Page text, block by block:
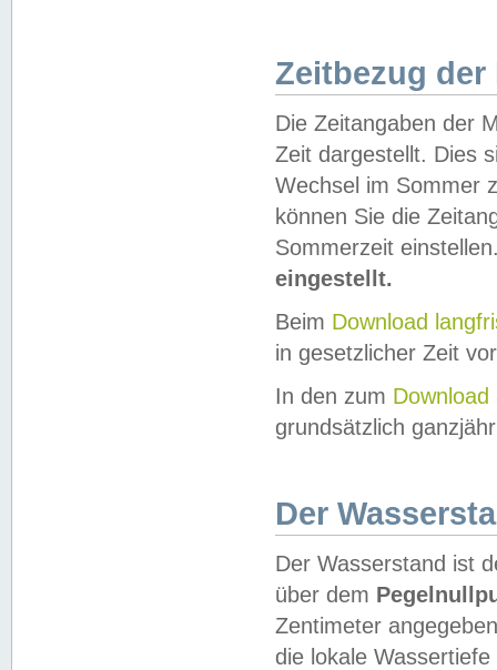
Zeitbezug der
Die Zeitangaben der
Zeit dargestellt. Dies
Wechsel im Sommer
können Sie die
Sommerzeit
eingestellt.
Beim Download
in gesetzlicher Zeit
In den zum Download
grundsätzlich
Der
Der Wasserstand ist
über dem
Zentimeter
die lokale